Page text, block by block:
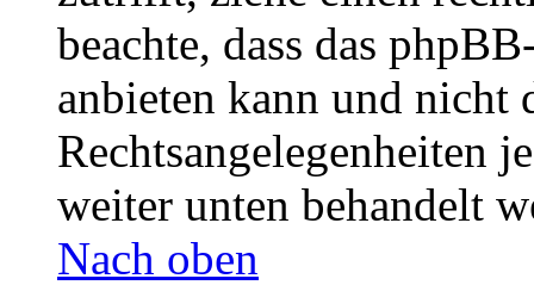
beachte, dass das
anbieten kann und nicht
Rechtsangelegenheiten
weiter unten behandelt
Nach oben